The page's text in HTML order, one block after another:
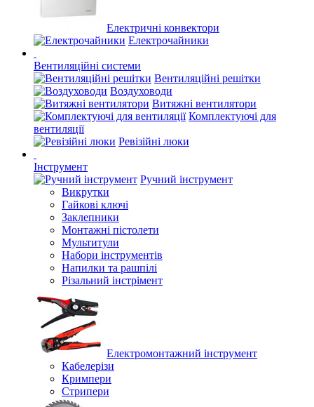
Електричні конвектори
Електрочайники
Вентиляційні системи
Вентиляційні решітки
Воздуховоди
Витяжні вентилятори
Комплектуючі для
вентиляції
Ревізійні люки
Інструмент
Ручний інструмент
Викрутки
Гайкові ключі
Заклепники
Монтажні пістолети
Мультитули
Набори інструментів
Напилки та рашпілі
Різальний інстрімент
Електромонтажний інструмент
Кабелерізи
Кримпери
Стрипери